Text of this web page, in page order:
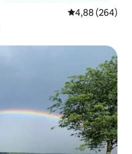
Średnia
4,88 (264)